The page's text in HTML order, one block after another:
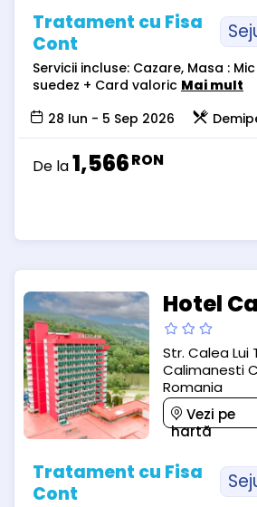
Tratament cu Fisa
Cont
Servicii incluse: Cazare, Masa :
suedez + Card valoric Mai mult
28 Iun - 5 Sep 2026
De la1,566RON
Hotel
Str. Calea Lui
Calimanesti
Romania
Vezi pe
hartă
Tratament cu Fisa
Cont